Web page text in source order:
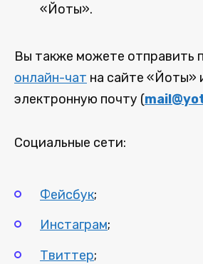
«Йоты».
Вы также можете отправить
онлайн-чат на сайте «Йоты»
электронную почту (
Социальные сети:
Фейсбук;
Инстаграм;
Твиттер;